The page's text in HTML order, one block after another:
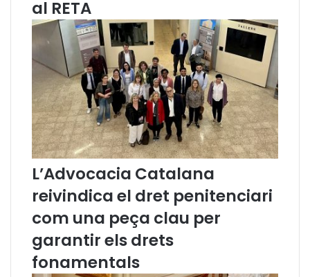
a
n
l
e
s
t
m
e
s
r
f
al RETA
L’Advocacia Catalana
reivindica el dret penitenciari
com una peça clau per
garantir els drets
fonamentals